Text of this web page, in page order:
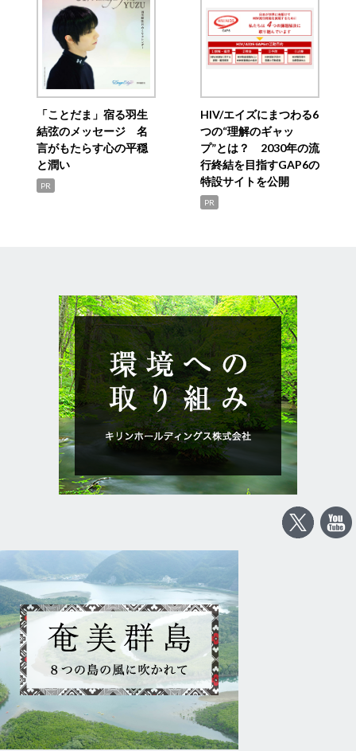
「ことだま」宿る羽生
結弦のメッセージ 名
言がもたらす心の平穏
と潤い
PR
HIV/エイズにまつわる6
つの“理解のギャッ
プ”とは？ 2030年の流
行終結を目指すGAP6の
特設サイトを公開
PR